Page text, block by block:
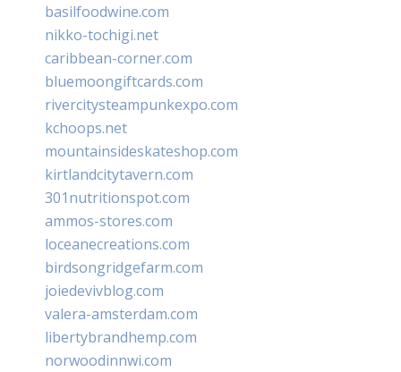
basilfoodwine.com
nikko-tochigi.net
caribbean-corner.com
bluemoongiftcards.com
rivercitysteampunkexpo.com
kchoops.net
mountainsideskateshop.com
kirtlandcitytavern.com
301nutritionspot.com
ammos-stores.com
loceanecreations.com
birdsongridgefarm.com
joiedevivblog.com
valera-amsterdam.com
libertybrandhemp.com
norwoodinnwi.com